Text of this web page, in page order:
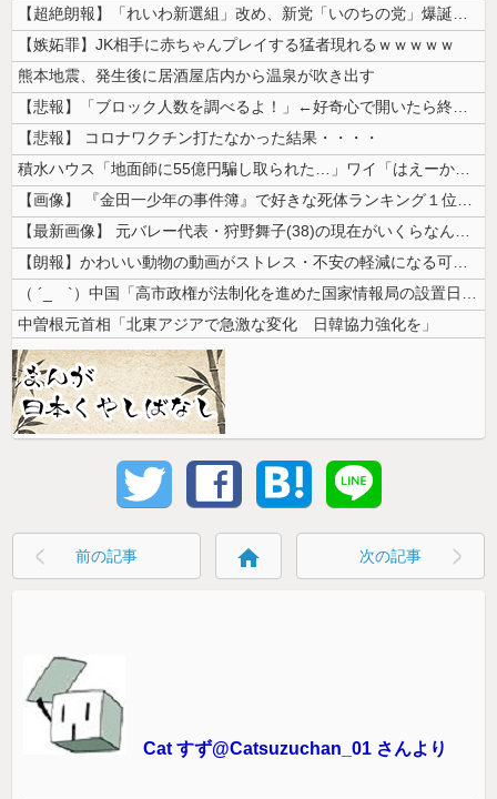
【超絶朗報】「れいわ新選組」改め、新党「いのちの党」爆誕！！！うおおお...
【嫉妬罪】JK相手に赤ちゃんプレイする猛者現れるｗｗｗｗｗ
熊本地震、発生後に居酒屋店内から温泉が吹き出す
【悲報】「ブロック人数を調べるよ！」←好奇心で開いたら終わるサイトだっ...
【悲報】 コロナワクチン打たなかった結果・・・・
積水ハウス「地面師に55億円騙し取られた…」ワイ「はえーかわいそう…会...
【画像】 『金田一少年の事件簿』で好きな死体ランキング１位がこちら！
【最新画像】 元バレー代表・狩野舞子(38)の現在がいくらなんでも即ハ...
【朗報】かわいい動物の動画がストレス・不安の軽減になる可能性。英大学の...
（ ´_ゝ`）中国「高市政権が法制化を進めた国家情報局の設置日が7月3...
中曽根元首相「北東アジアで急激な変化 日韓協力強化を」
前の記事 home 次の記事
Cat すず@Catsuzuchan_01 さんより